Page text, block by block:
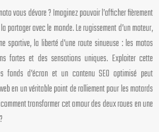
vous dévore ? Imaginez pouvoir l’afficher fièrement
partager avec le monde. Le rugissement d’un moteur,
sportive, la liberté d’une route sinueuse : les motos
fortes et des sensations uniques. Exploiter cette
fonds d’écran et un contenu SEO optimisé peut
en un véritable point de ralliement pour les motards
transformer cet amour des deux roues en une